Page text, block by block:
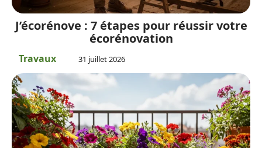
J’écorénove : 7 étapes pour réussir votre
écorénovation
Travaux 31 juillet 2026